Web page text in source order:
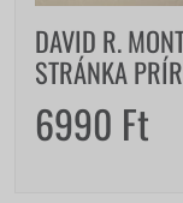
DAVID R.
STRÁNKA
6990 Ft